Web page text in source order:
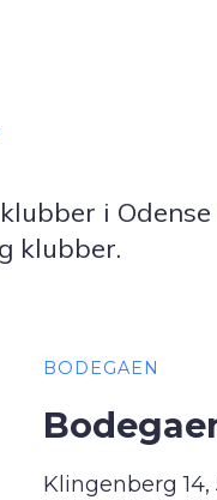
i
klubber.
BODEGAEN
Klingenberg